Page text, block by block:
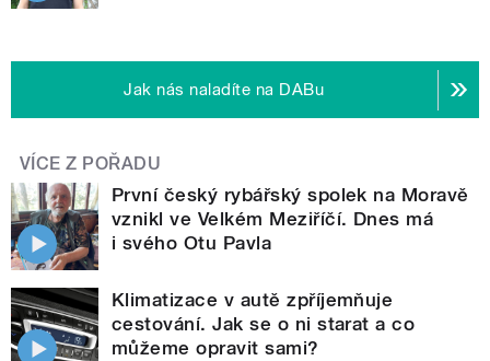
Jak nás naladíte na DABu
VÍCE Z POŘADU
První český rybářský spolek na Moravě
vznikl ve Velkém Meziříčí. Dnes má
i svého Otu Pavla
Klimatizace v autě zpříjemňuje
cestování. Jak se o ni starat a co
můžeme opravit sami?